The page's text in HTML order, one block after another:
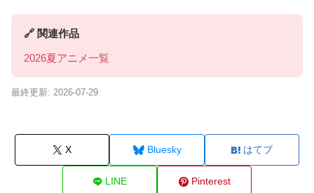
🔗 関連作品
2026夏アニメ一覧
最終更新: 2026-07-29
X Bluesky はてブ
LINE Pinterest